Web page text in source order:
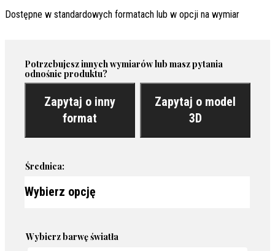
Dostępne w standardowych formatach lub w opcji na wymiar
Potrzebujesz innych wymiarów lub masz pytania
odnośnie produktu?
Zapytaj o inny
format
Zapytaj o model
3D
Średnica:
Wybierz barwę światła